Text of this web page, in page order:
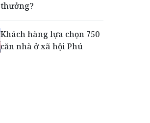
thưởng?
Khách hàng lựa chọn 750
căn nhà ở xã hội Phú